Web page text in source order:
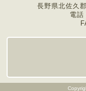
長野県北佐久
電話